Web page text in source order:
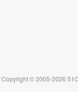
Copyright © 2005-2026